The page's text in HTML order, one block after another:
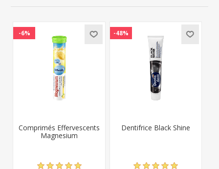
-6%
Comprimés Effervescents
Magnesium
-48%
Dentifrice Black Shine